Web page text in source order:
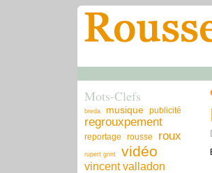
Mots-Clefs
breda musique publicité
regrouxpement
reportage rousse roux
rupert grint vidéo
vincent valladon